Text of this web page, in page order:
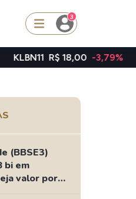
3
-3,79% TAEE11 R$
(BBSE3)
bi em
valor por